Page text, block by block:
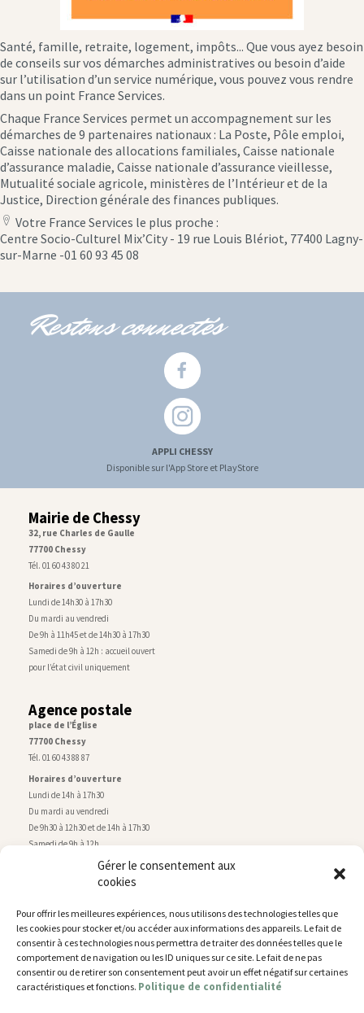
Gérer le consentement aux
cookies
Pour offrir les meilleures expériences, nous utilisons des technologies telles que
les cookies pour stocker et/ou accéder aux informations des appareils. Le fait de
consentir à ces technologies nous permettra de traiter des données telles que le
comportement de navigation ou les ID uniques sur ce site. Le fait de ne pas
consentir ou de retirer son consentement peut avoir un effet négatif sur certaines
caractéristiques et fonctions. Politique de confidentialité
Santé, famille, retraite, logement, impôts... Que vous ayez besoin
de conseils sur vos démarches administratives ou besoin d’aide
sur l’utilisation d’un service numérique, vous pouvez vous rendre
dans un point France Services.
Chaque France Services permet un accompagnement sur les
démarches de 9 partenaires nationaux : La Poste, Pôle emploi,
Caisse nationale des allocations familiales, Caisse nationale
d’assurance maladie, Caisse nationale d’assurance vieillesse,
Mutualité sociale agricole, ministères de l’Intérieur et de la
Justice, Direction générale des finances publiques.
location
icon
Votre France Services le plus proche :
Centre Socio-Culturel Mix’City - 19 rue Louis Blériot, 77400 Lagny-
sur-Marne -01 60 93 45 08
Restons connectés
APPLI CHESSY
Disponible sur l'App Store et PlayStore
Mairie de Chessy
32, rue Charles de Gaulle
77700 Chessy
Tél. 01 60 43 80 21
Horaires d’ouverture
Lundi de 14h30 à 17h30
Du mardi au vendredi
De 9h à 11h45 et de 14h30 à 17h30
Samedi de 9h à 12h : accueil ouvert
pour l’état civil uniquement
Agence postale
place de l’Église
77700 Chessy
Tél. 01 60 43 88 87
Horaires d’ouverture
Lundi de 14h à 17h30
Du mardi au vendredi
De 9h30 à 12h30 et de 14h à 17h30
Samedi de 9h à 12h
Service technique
rue de Montry–77700 Chessy
Tél. 01 60 43 52 63
Horaires d’ouverture
Lundi, mardi et jeudi
De 9h à 11h45 et de 14h30 à 17h30